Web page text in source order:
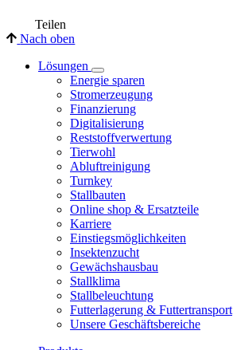
Teilen
Nach oben
Lösungen
Energie sparen
Stromerzeugung
Finanzierung
Digitalisierung
Reststoffverwertung
Tierwohl
Abluftreinigung
Turnkey
Stallbauten
Online shop & Ersatzteile
Karriere
Einstiegsmöglichkeiten
Insektenzucht
Gewächshausbau
Stallklima
Stallbeleuchtung
Futterlagerung & Futtertransport
Unsere Geschäftsbereiche